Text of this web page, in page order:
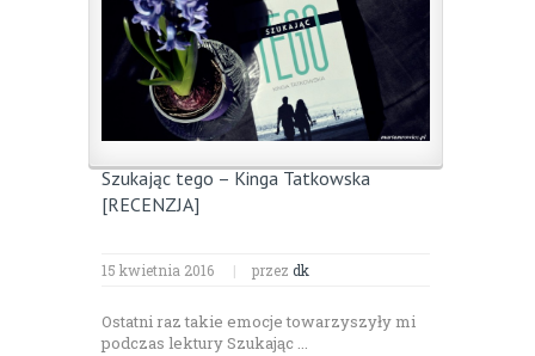
Szukając tego – Kinga Tatkowska
[RECENZJA]
15 kwietnia 2016 | przez dk
Ostatni raz takie emocje towarzyszyły mi
podczas lektury Szukając ...